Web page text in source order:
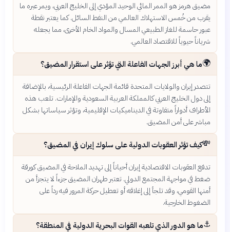
مضيق هرمز هو الممر المائي الوحيد المؤدي إلى الخليج العربي، ويمر عبره ما
يقرب من خُمس الاستهلاك العالمي من النفط السائل. كما يعتبر نقطة
عبور حاسمة للغاز الطبيعي المسال والمواد الخام الأخرى، مما يجعله
شرياناً حيوياً للاقتصاد العالمي.
🌍ما هي أبرز الجهات الفاعلة التي تؤثر على استقرار المضيق؟
تتصدر إيران والولايات المتحدة قائمة الجهات الفاعلة الرئيسية، بالإضافة
إلى دول الخليج العربي كالمملكة العربية السعودية والإمارات. تلعب هذه
الأطراف أدواراً متفاوتة في الديناميكيات الإقليمية، وتؤثر سياساتها بشكل
مباشر على أمن المضيق.
💸كيف تؤثر العقوبات الدولية على سلوك إيران في المضيق؟
تدفع العقوبات الاقتصادية إيران أحياناً إلى تهديد الملاحة في المضيق كورقة
ضغط في مواجهة المجتمع الدولي. تعتبر طهران المضيق جزءاً لا يتجزأ من
أمنها القومي، وقد تلجأ إلى إغلاقه أو تعطيل حركة المرور فيه رداً على
الضغوط الخارجية.
⚓ما هو الدور الذي تلعبه القوات البحرية الدولية في المنطقة؟